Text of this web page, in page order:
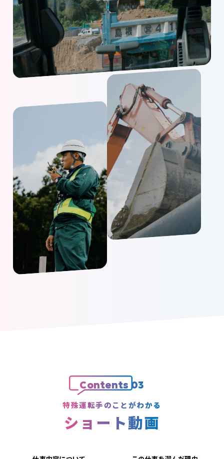
Contents 03
特殊運転手のことがわかる
ショート動画